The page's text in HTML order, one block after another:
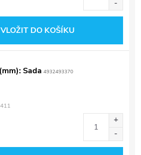
VLOŽIT DO KOŠÍKU
Sada 4932493370